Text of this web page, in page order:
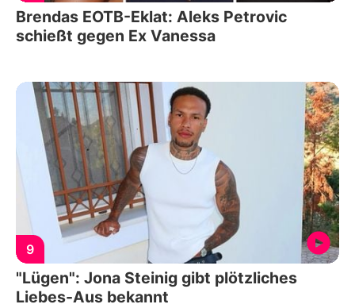
Brendas EOTB-Eklat: Aleks Petrovic
schießt gegen Ex Vanessa
9
"Lügen": Jona Steinig gibt plötzliches
Liebes-Aus bekannt